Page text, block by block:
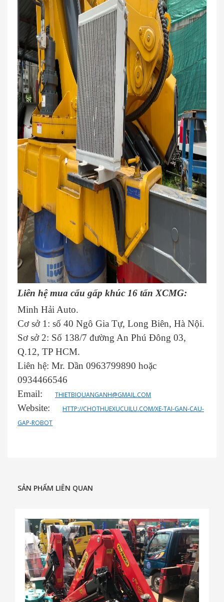
Liên hệ mua cẩu gấp khúc 16 tấn XCMG:
Minh Hải Auto.
Cơ sở 1: số 40 Ngô Gia Tự, Long Biên, Hà Nội.
Sơ sở 2: Số 138/7 đường An Phú Đông 03,
Q.12, TP HCM.
Liên hệ: Mr. Dần 0963799890 hoặc
0934466546
Email:
THIETBIQUANGANH@GMAIL.COM
Website:
HTTP://CHOTHUEXUCUILU.COM/XE-TAI-GAN-CAU-
GAP-ROBOT
SẢN PHẨM LIÊN QUAN